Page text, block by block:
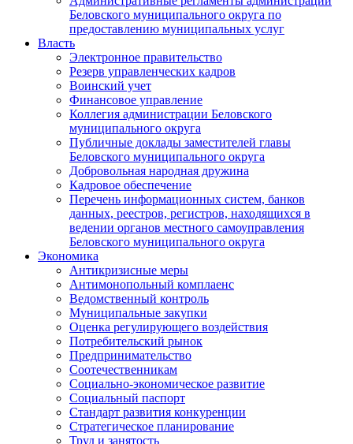
Беловского муниципального округа по
предоставлению муниципальных услуг
Власть
Электронное правительство
Резерв управленческих кадров
Воинский учет
Финансовое управление
Коллегия администрации Беловского
муниципального округа
Публичные доклады заместителей главы
Беловского муниципального округа
Добровольная народная дружина
Кадровое обеспечение
Перечень информационных систем, банков
данных, реестров, регистров, находящихся в
ведении органов местного самоуправления
Беловского муниципального округа
Экономика
Антикризисные меры
Антимонопольный комплаенс
Ведомственный контроль
Муниципальные закупки
Оценка регулирующего воздействия
Потребительский рынок
Предпринимательство
Соотечественникам
Социально-экономическое развитие
Социальный паспорт
Стандарт развития конкуренции
Стратегическое планирование
Труд и занятость